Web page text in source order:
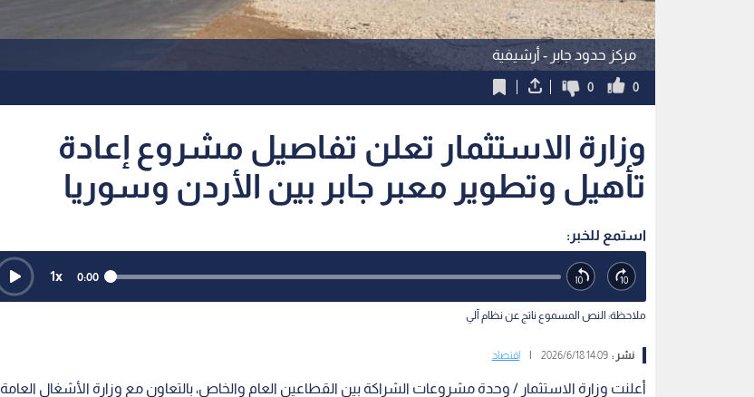
مركز حدود جابر - أرشيفية
0
0
وزارة الاستثمار تعلن تفاصيل مشروع إعادة
تأهيل وتطوير معبر جابر بين الأردن وسوريا
استمع للخبر:
0:00
1x
ملاحظة: النص المسموع ناتج عن نظام آلي
نشر :14:09 2026/6/18 اقتصاد
أعلنت وزارة الاستثمار / وحدة مشروعات الشراكة بين القطاعين العام والخاص، بالتعاون مع وزارة الأشغال العامة